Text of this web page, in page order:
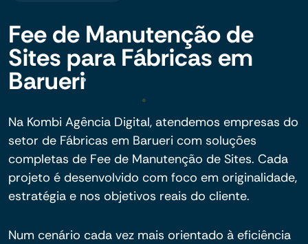
Fee de Manutenção de
Sites para Fábricas em
Barueri
Na Kombi Agência Digital, atendemos empresas do
setor de Fábricas em Barueri com soluções
completas de Fee de Manutenção de Sites. Cada
projeto é desenvolvido com foco em originalidade,
estratégia e nos objetivos reais do cliente.
Num cenário cada vez mais orientado à eficiência